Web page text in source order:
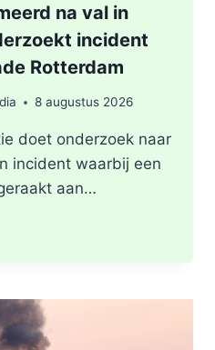
na val in
incident
Rotterdam
8 augustus 2026
doet onderzoek naar
incident waarbij een
aan…